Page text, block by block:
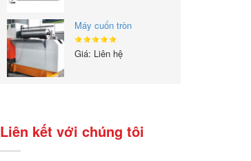
Máy cuốn tròn
Giá: Liên hệ
Liên kết với chúng tôi